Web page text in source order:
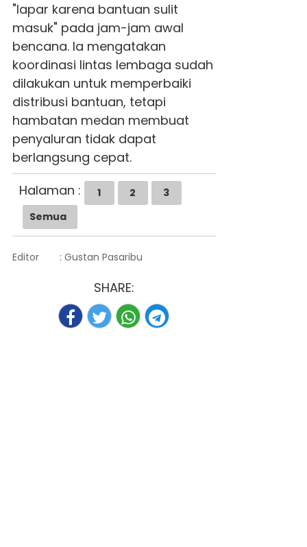
"lapar karena bantuan sulit
masuk" pada jam-jam awal
bencana. Ia mengatakan
koordinasi lintas lembaga sudah
dilakukan untuk memperbaiki
distribusi bantuan, tetapi
hambatan medan membuat
penyaluran tidak dapat
berlangsung cepat.
Halaman :
1 2
3
Semua
Editor : Gustan Pasaribu
SHARE: